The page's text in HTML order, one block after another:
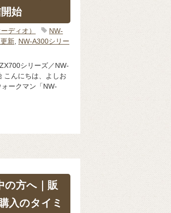
始
ディオ）
NW-
新, NW-A300シリー
シリーズ／NW-
こんにちは、よしお
ークマン「NW-
の方へ｜販
入のタイミ